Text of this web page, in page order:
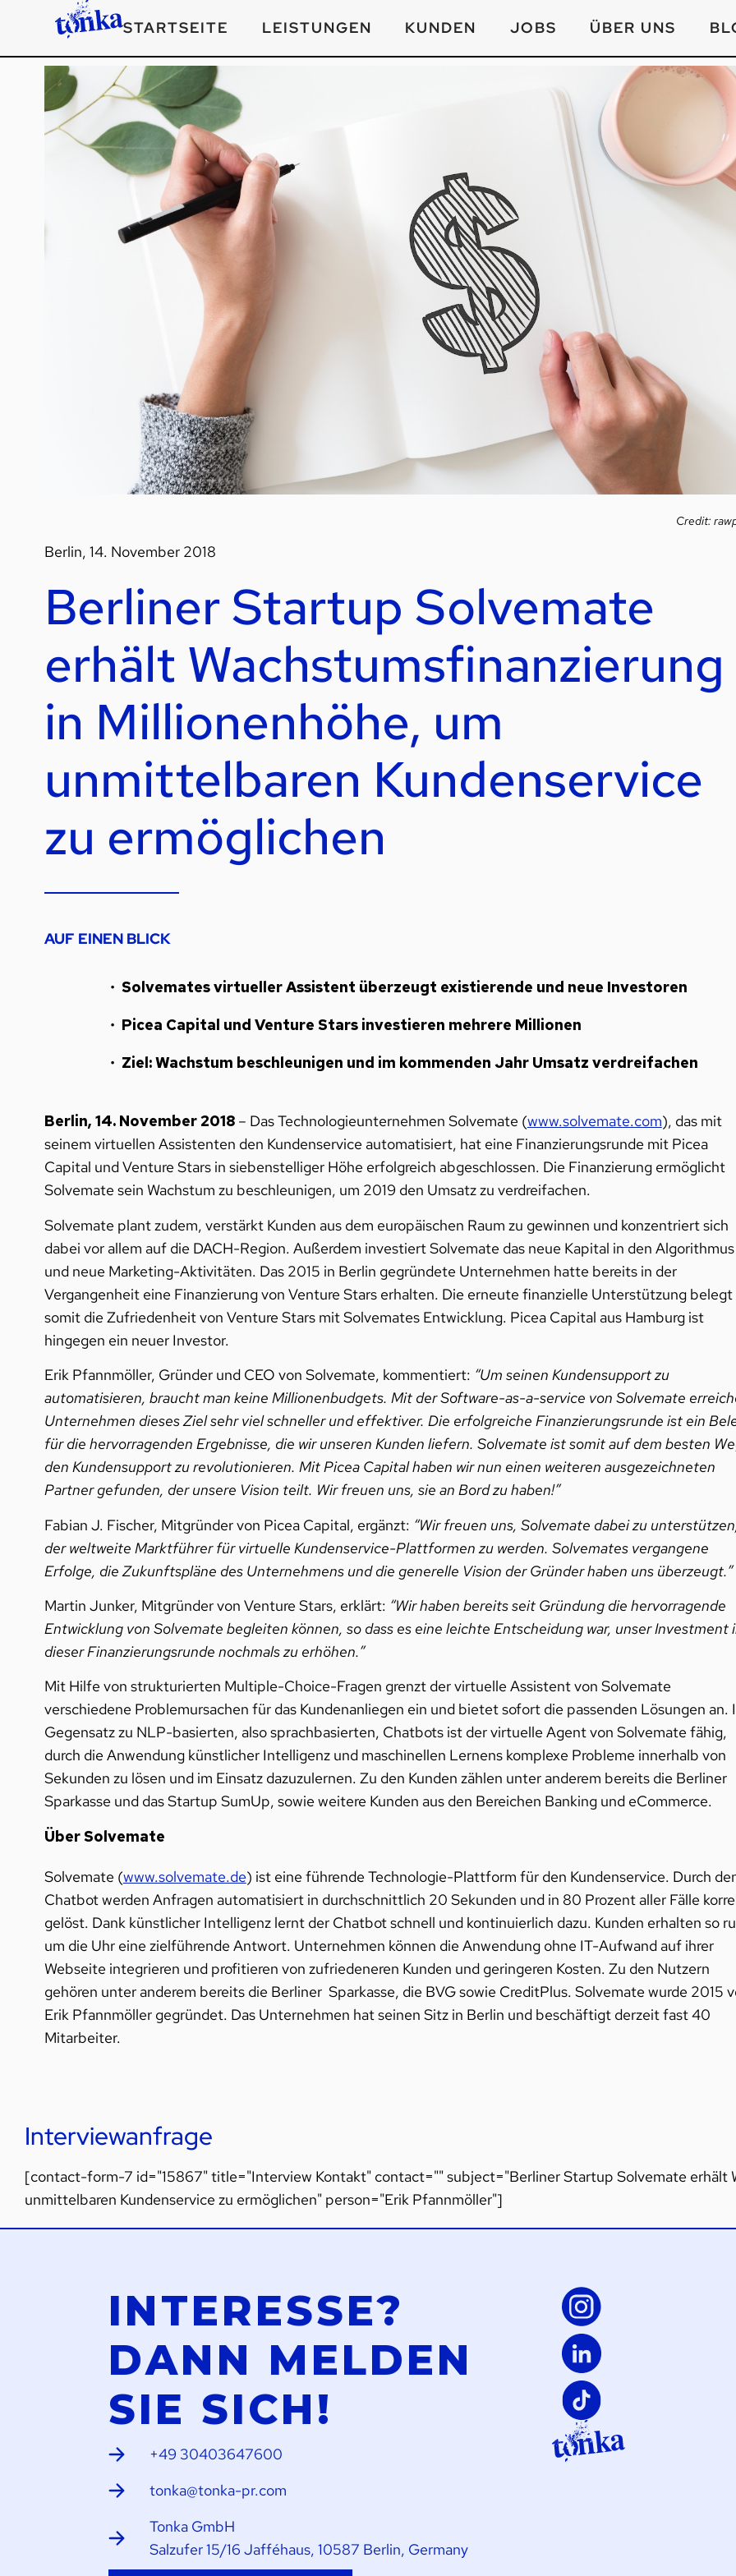
STARTSEITE LEISTUNGEN KUNDEN JOBS ÜBER UNS
Credit:
Berlin, 14. November 2018
Berliner Startup Solvemate
erhält Wachstumsfinanzierung
in Millionenhöhe, um
unmittelbaren Kundenservice
zu ermöglichen
AUF EINEN BLICK
Solvemates virtueller Assistent überzeugt existierende und neue Investoren
Picea Capital und Venture Stars investieren mehrere Millionen
Ziel: Wachstum beschleunigen und im kommenden Jahr Umsatz verdreifachen
Berlin, 14. November 2018– Das Technologieunternehmen Solvemate (www.solvemate.com), das mit
seinem virtuellen Assistenten den Kundenservice automatisiert, hat eine Finanzierungsrunde mit Picea
Capital und Venture Stars in siebenstelliger Höhe erfolgreich abgeschlossen. Die Finanzierung ermöglicht
Solvemate sein Wachstum zu beschleunigen, um 2019 den Umsatz zu verdreifachen.
Solvemate plant zudem, verstärkt Kunden aus dem europäischen Raum zu gewinnen und konzentriert sich
dabei vor allem auf die DACH-Region. Außerdem investiert Solvemate das neue Kapital in den Algorithmus
und neue Marketing-Aktivitäten. Das 2015 in Berlin gegründete Unternehmen hatte bereits in der
Vergangenheit eine Finanzierung von Venture Stars erhalten. Die erneute finanzielle Unterstützung belegt
somit die Zufriedenheit von Venture Stars mit Solvemates Entwicklung. Picea Capital aus Hamburg ist
hingegen ein neuer Investor.
Erik Pfannmöller, Gründer und CEO von Solvemate, kommentiert: “Um seinen Kundensupport zu
automatisieren, braucht man keine Millionenbudgets. Mit der Software-as-a-service von Solvemate
Unternehmen dieses Ziel sehr viel schneller und effektiver. Die erfolgreiche Finanzierungsrunde ist ein
für die hervorragenden Ergebnisse, die wir unseren Kunden liefern. Solvemate ist somit auf dem besten
den Kundensupport zu revolutionieren. Mit Picea Capital haben wir nun einen weiteren ausgezeichneten
Partner gefunden, der unsere Vision teilt. Wir freuen uns, sie an Bord zu haben!”
Fabian J. Fischer, Mitgründer von Picea Capital, ergänzt: “Wir freuen uns, Solvemate dabei zu
der weltweite Marktführer für virtuelle Kundenservice-Plattformen zu werden. Solvemates vergangene
Erfolge, die Zukunftspläne des Unternehmens und die generelle Vision der Gründer haben uns überzeugt.”
Martin Junker, Mitgründer von Venture Stars, erklärt: “Wir haben bereits seit Gründung die hervorragende
Entwicklung von Solvemate begleiten können, so dass es eine leichte Entscheidung war, unser Investment
dieser Finanzierungsrunde nochmals zu erhöhen.”
Mit Hilfe von strukturierten Multiple-Choice-Fragen grenzt der virtuelle Assistent von Solvemate
verschiedene Problemursachen für das Kundenanliegen ein und bietet sofort die passenden Lösungen an.
Gegensatz zu NLP-basierten, also sprachbasierten, Chatbots ist der virtuelle Agent von Solvemate fähig,
durch die Anwendung künstlicher Intelligenz und maschinellen Lernens komplexe Probleme innerhalb von
Sekunden zu lösen und im Einsatz dazuzulernen. Zu den Kunden zählen unter anderem bereits die Berliner
Sparkasse und das Startup SumUp, sowie weitere Kunden aus den Bereichen Banking und eCommerce.
Über Solvemate
Solvemate (www.solvemate.de) ist eine führende Technologie-Plattform für den Kundenservice. Durch
Chatbot werden Anfragen automatisiert in durchschnittlich 20 Sekunden und in 80 Prozent aller Fälle
gelöst. Dank künstlicher Intelligenz lernt der Chatbot schnell und kontinuierlich dazu. Kunden erhalten so
um die Uhr eine zielführende Antwort. Unternehmen können die Anwendung ohne IT-Aufwand auf ihrer
Webseite integrieren und profitieren von zufriedeneren Kunden und geringeren Kosten. Zu den Nutzern
gehören unter anderem bereits die Berliner Sparkasse, die BVG sowie CreditPlus. Solvemate wurde 2015
Erik Pfannmöller gegründet. Das Unternehmen hat seinen Sitz in Berlin und beschäftigt derzeit fast 40
Mitarbeiter.
Interviewanfrage
[contact-form-7 id="15867" title="Interview Kontakt" contact="" subject="Berliner Startup Solvemate erhält
unmittelbaren Kundenservice zu ermöglichen" person="Erik Pfannmöller"]
INTERESSE?
DANN MELDEN
SIE SICH!
+49 30403647600
tonka@tonka-pr.com
Tonka GmbH
Salzufer 15/16 Jafféhaus, 10587 Berlin, Germany